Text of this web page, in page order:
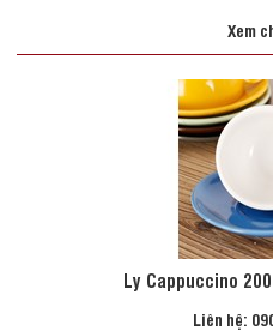
Xem
Ly Cappuccino
Liên hệ: